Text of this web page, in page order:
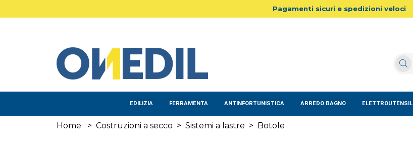
Pagamenti sicuri e spedizioni veloci
EDILIZIA FERRAMENTA ANTINFORTUNISTICA ARREDO BAGNO ELETTROUTENSILI
Home > Costruzioni a secco > Sistemi a lastre > Botole